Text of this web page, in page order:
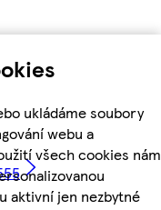
ukládáme soubory
webu a
všech cookies nám
aktivní jen nezbytné